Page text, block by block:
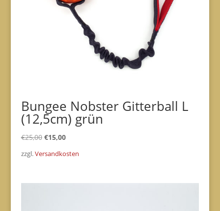
Bungee Nobster Gitterball L
(12,5cm) grün
€25,00 Ursprünglicher
€15,00Aktueller
zzgl.Versandkosten